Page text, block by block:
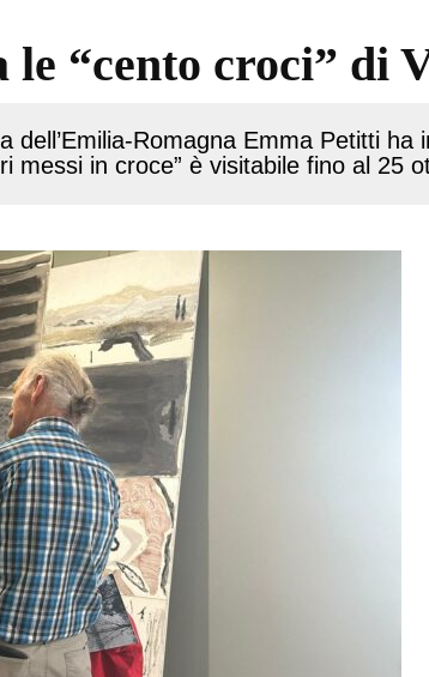
le “cento croci” di
dell’Emilia-Romagna Emma Petitti ha
messi in croce” è visitabile fino al 25